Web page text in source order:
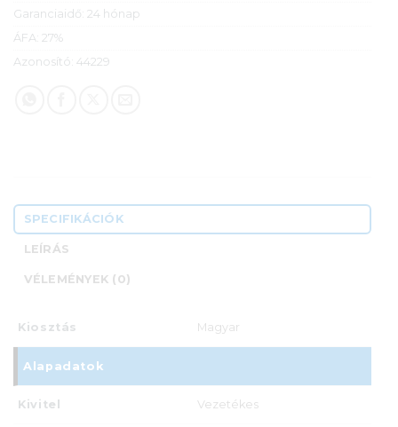
Garanciaidő: 24 hónap
ÁFA: 27%
Azonosító: 44229
SPECIFIKÁCIÓK
LEÍRÁS
VÉLEMÉNYEK (0)
Kiosztás Magyar
Alapadatok
Kivitel Vezetékes